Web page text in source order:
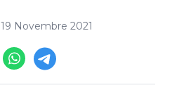
19 Novembre 2021